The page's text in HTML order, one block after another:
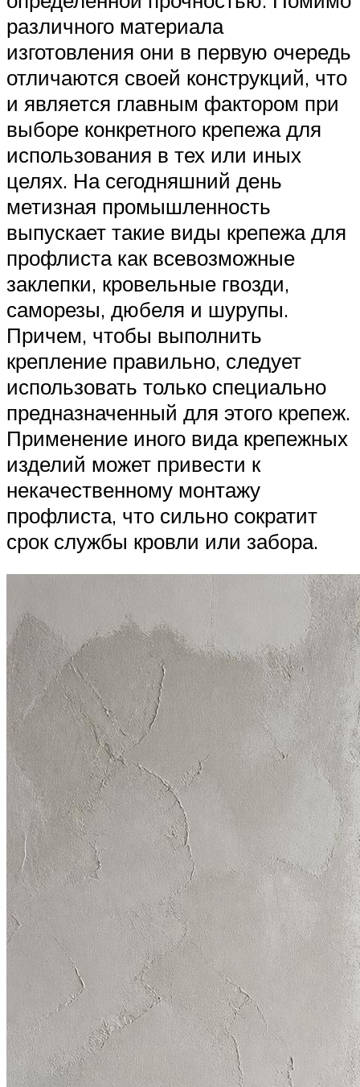
различного материала
изготовления они в первую очередь
отличаются своей конструкций, что
и является главным фактором при
выборе конкретного крепежа для
использования в тех или иных
целях. На сегодняшний день
метизная промышленность
выпускает такие виды крепежа для
профлиста как всевозможные
заклепки, кровельные гвозди,
саморезы, дюбеля и шурупы.
Причем, чтобы выполнить
крепление правильно, следует
использовать только специально
предназначенный для этого крепеж.
Применение иного вида крепежных
изделий может привести к
некачественному монтажу
профлиста, что сильно сократит
срок службы кровли или забора.